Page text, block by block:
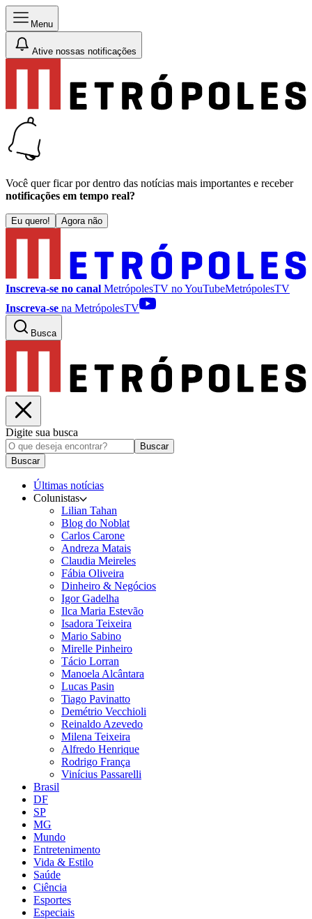
Menu
Ative nossas notificações
Você quer ficar por dentro das notícias mais importantes e receber
notificações em tempo real?
Eu quero! Agora não
Inscreva-se no canal MetrópolesTV noYouTubeMetrópolesTV
Inscreva-se na MetrópolesTV
Busca
Digite sua busca
Buscar
Buscar
Últimas notícias
Colunistas
Lilian Tahan
Blog do Noblat
Carlos Carone
Andreza Matais
Claudia Meireles
Fábia Oliveira
Dinheiro & Negócios
Igor Gadelha
Ilca Maria Estevão
Isadora Teixeira
Mario Sabino
Mirelle Pinheiro
Tácio Lorran
Manoela Alcântara
Lucas Pasin
Tiago Pavinatto
Demétrio Vecchioli
Reinaldo Azevedo
Milena Teixeira
Alfredo Henrique
Rodrigo França
Vinícius Passarelli
Brasil
DF
SP
MG
Mundo
Entretenimento
Vida & Estilo
Saúde
Ciência
Esportes
Especiais